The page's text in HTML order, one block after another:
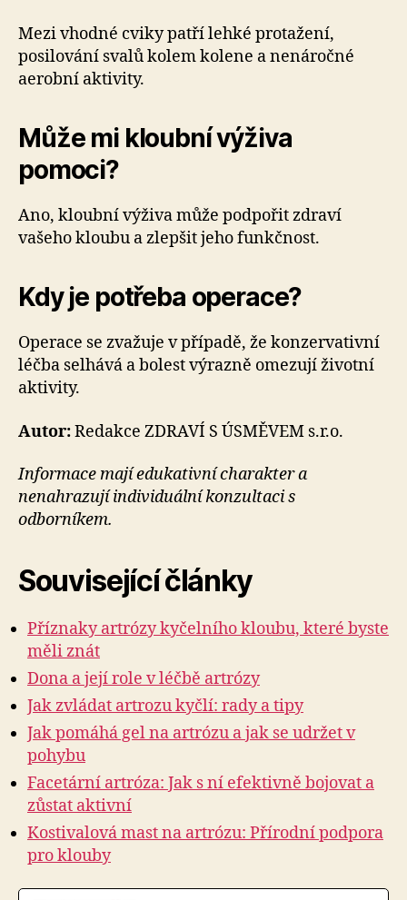
Mezi vhodné cviky patří lehké protažení,
posilování svalů kolem kolene a nenáročné
aerobní aktivity.
Může mi kloubní výživa
pomoci?
Ano, kloubní výživa může podpořit zdraví
vašeho kloubu a zlepšit jeho funkčnost.
Kdy je potřeba operace?
Operace se zvažuje v případě, že konzervativní
léčba selhává a bolest výrazně omezují životní
aktivity.
Autor:Redakce ZDRAVÍ S ÚSMĚVEM s.r.o.
Informace mají edukativní charakter a
nenahrazují individuální konzultaci s
odborníkem.
Související články
Příznaky artrózy kyčelního kloubu, které byste
měli znát
Dona a její role v léčbě artrózy
Jak zvládat artrozu kyčlí: rady a tipy
Jak pomáhá gel na artrózu a jak se udržet v
pohybu
Facetární artróza: Jak s ní efektivně bojovat a
zůstat aktivní
Kostivalová mast na artrózu: Přírodní podpora
pro klouby